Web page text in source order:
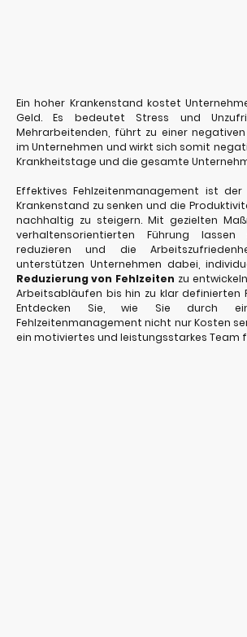
Ein hoher Krankenstand kostet
Geld. Es bedeutet Stress und
Mehrarbeitenden, führt zu einer
im Unternehmen und wirkt sich somit
Krankheitstage und die gesamte
Effektives Fehlzeitenmanagement ist der
Krankenstand zu senken und die
nachhaltig zu steigern. Mit gezielten
verhaltensorientierten Führung lassen
reduzieren und die
unterstützen Unternehmen dabei,
Reduzierung von Fehlzeiten zu
Arbeitsabläufen bis hin zu klar definierten
Entdecken Sie, wie Sie durch ein
Fehlzeitenmanagement nicht nur Kosten
ein motiviertes und leistungsstarkes Team